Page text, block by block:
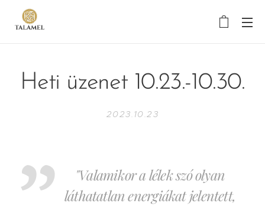
Heti üzenet 10.23.-10.30.
2023.10.23
"Valamikor a lélek szó olyan
láthatatlan energiákat jelentett,